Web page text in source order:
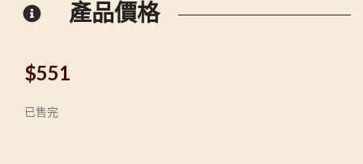
產品價格
$551
已售完